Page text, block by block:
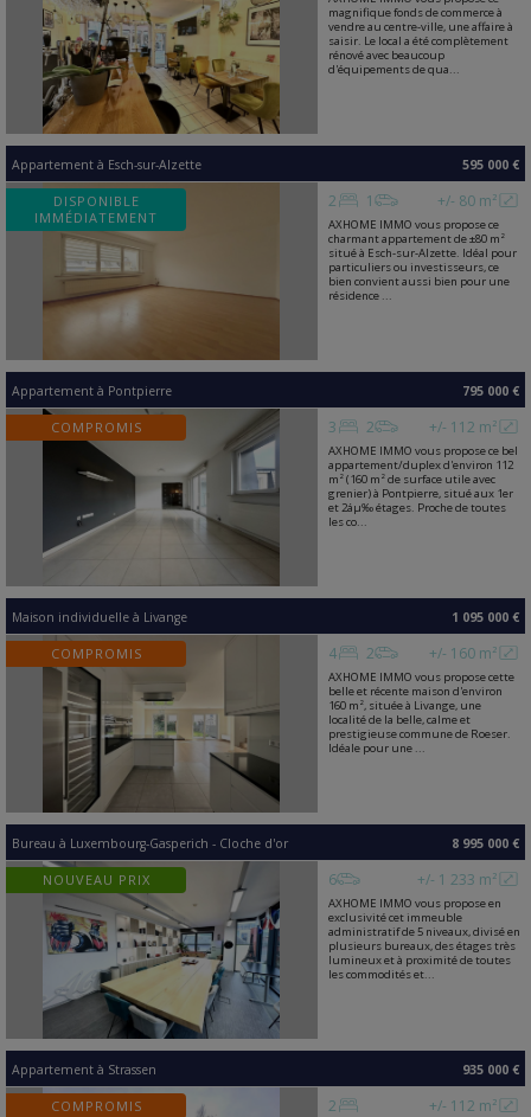
magnifique fonds de commerce à
vendre au centre-ville, une affaire à
saisir. Le local a été complètement
rénové avec beaucoup
d'équipements de qua...
Appartement à Esch-sur-Alzette 595 000 €
DISPONIBLE
IMMÉDIATEMENT
+/- 80 m²
2 1
AXHOME IMMO vous propose ce
charmant appartement de ±80 m²
situé à Esch-sur-Alzette. Idéal pour
particuliers ou investisseurs, ce
bien convient aussi bien pour une
résidence ...
Appartement à Pontpierre 795 000 €
COMPROMIS +/- 112 m²
3 2
AXHOME IMMO vous propose ce bel
appartement/duplex d'environ 112
m² (160 m² de surface utile avec
grenier) à Pontpierre, situé aux 1er
et 2áµ‰ étages. Proche de toutes
les co...
Maison individuelle à Livange 1 095 000 €
COMPROMIS +/- 160 m²
4 2
AXHOME IMMO vous propose cette
belle et récente maison d'environ
160 m², située à Livange, une
localité de la belle, calme et
prestigieuse commune de Roeser.
Idéale pour une ...
Bureau à Luxembourg-Gasperich - Cloche d'or 8 995 000 €
NOUVEAU PRIX +/- 1 233 m²
6
AXHOME IMMO vous propose en
exclusivité cet immeuble
administratif de 5 niveaux, divisé en
plusieurs bureaux, des étages très
lumineux et à proximité de toutes
les commodités et...
Appartement à Strassen 935 000 €
COMPROMIS +/- 112 m²
2